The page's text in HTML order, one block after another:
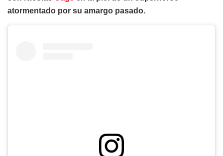
atormentado por su amargo pasado.